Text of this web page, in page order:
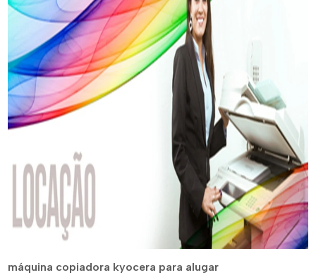
máquina copiadora kyocera para alugar